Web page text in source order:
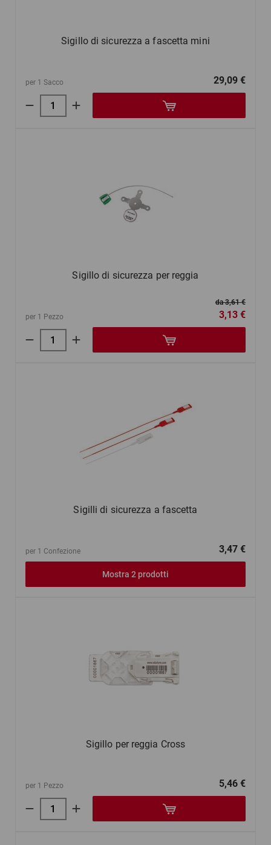
Sigillo di sicurezza a fascetta mini
per 1 Sacco 29,09 €
Sigillo di sicurezza per reggia
per 1 Pezzo
da 3,61 €
3,13 €
Sigilli di sicurezza a fascetta
per 1 Confezione 3,47 €
Mostra 2 prodotti
Sigillo per reggia Cross
per 1 Pezzo 5,46 €